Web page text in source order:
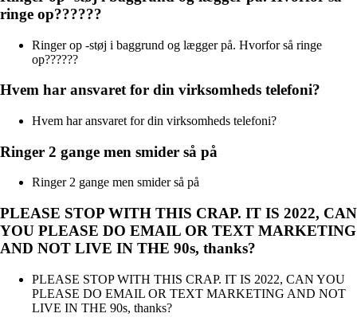
ringe op??????
Ringer op -støj i baggrund og lægger på. Hvorfor så ringe
op??????
Hvem har ansvaret for din virksomheds telefoni?
Hvem har ansvaret for din virksomheds telefoni?
Ringer 2 gange men smider så på
Ringer 2 gange men smider så på
PLEASE STOP WITH THIS CRAP. IT IS 2022, CAN
YOU PLEASE DO EMAIL OR TEXT MARKETING
AND NOT LIVE IN THE 90s, thanks?
PLEASE STOP WITH THIS CRAP. IT IS 2022, CAN YOU
PLEASE DO EMAIL OR TEXT MARKETING AND NOT
LIVE IN THE 90s, thanks?